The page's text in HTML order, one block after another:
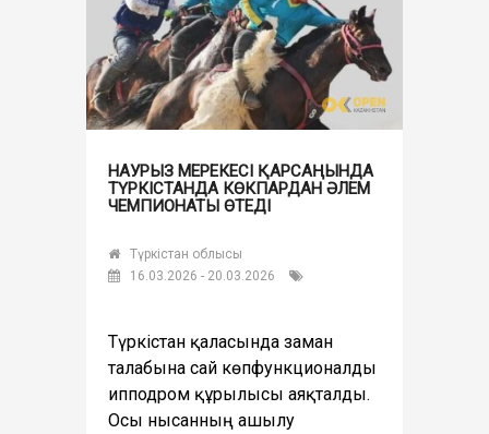
НАУРЫЗ МЕРЕКЕСІ ҚАРСАҢЫНДА
ТҮРКІСТАНДА КӨКПАРДАН ӘЛЕМ
ЧЕМПИОНАТЫ ӨТЕДІ
Түркістан облысы
16.03.2026 - 20.03.2026
Түркістан қаласында заман
талабына сай көпфункционалды
ипподром құрылысы аяқталды.
Осы нысанның ашылу